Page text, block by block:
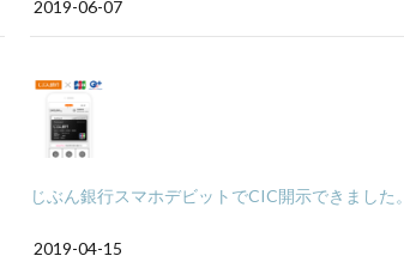
2019-06-07
じぶん銀行スマホデビットでCIC開示できました。
2019-04-15